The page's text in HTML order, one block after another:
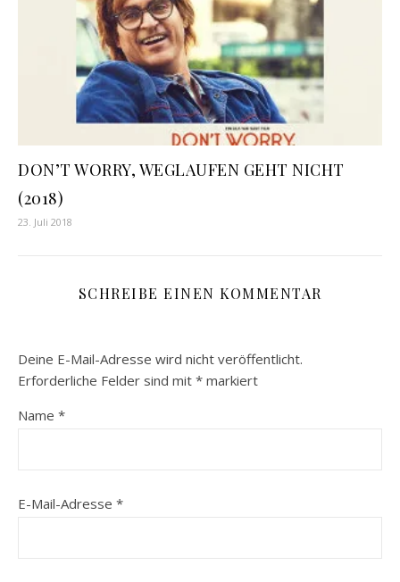
DON’T WORRY, WEGLAUFEN GEHT NICHT
(2018)
23. Juli 2018
SCHREIBE EINEN KOMMENTAR
Deine E-Mail-Adresse wird nicht veröffentlicht.
Erforderliche Felder sind mit * markiert
Name *
E-Mail-Adresse *